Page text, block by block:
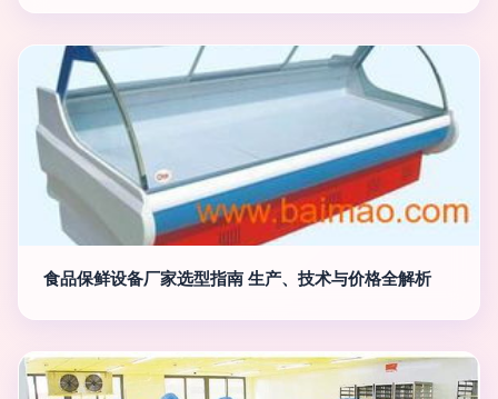
食品保鲜设备厂家选型指南 生产、技术与价格全解析